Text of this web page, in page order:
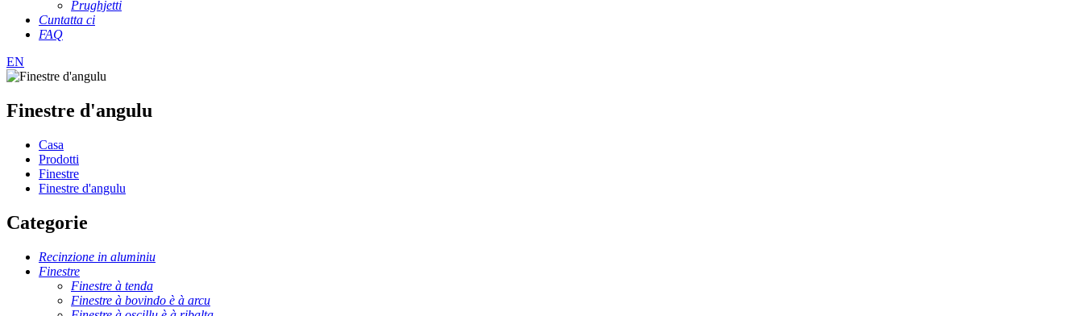
Prughjetti
Cuntatta ci
FAQ
EN
Finestre d'angulu
Casa
Prodotti
Finestre
Finestre d'angulu
Categorie
Recinzione in aluminiu
Finestre
Finestre à tenda
Finestre à bovindo è à arcu